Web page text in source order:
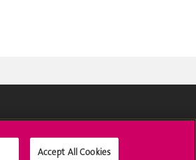
Accept All Cookies